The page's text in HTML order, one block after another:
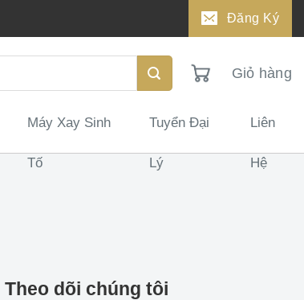
Đăng Ký
Giỏ hàng
Máy Xay Sinh
Tố
Tuyển Đại
Lý
Liên
Hệ
Theo dõi chúng tôi